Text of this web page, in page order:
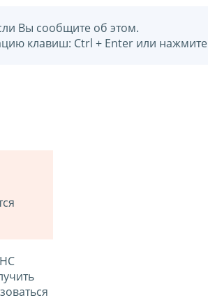
Вы сообщите об этом.
клавиш: Ctrl + Enter или нажмите